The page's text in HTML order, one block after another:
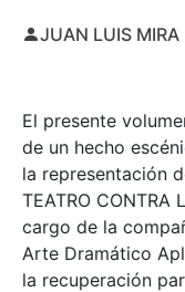
JUAN LUIS MIRA
El presente
de un hecho
la representación
TEATRO CONTRA
cargo de la
Arte Dramático
la recuperación